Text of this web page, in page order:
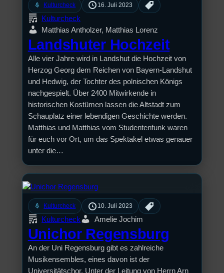
mic Kulturcheck 16. Juli 2023
Kulturcheck
Matthias Antholzer, Matthias Lorenz
Landshuter Hochzeit
Alle vier Jahre wird in Landshut die Hochzeit von
Herzog Georg dem Reichen von Bayern-Landshut
und Hedwig, der Tochter des polnischen Königs
nachgespielt. Über 2400 Mitwirkende in
historischen Kostümen lassen die Altstadt zum
Schauplatz einer lebendigen Geschichte werden.
Matthias und Matthias vom Studentenfunk waren
für euch vor Ort, um das Spektakel etwas genauer
unter die…
mic Kulturcheck 10. Juli 2023
Kulturcheck Amelie Jochim
Unichor Regensburg
An der Uni Regensburg gibt es zahlreiche
Musikensembles, eines davon ist der
Universitätschor. Unter der Leitung von Herrn Arn